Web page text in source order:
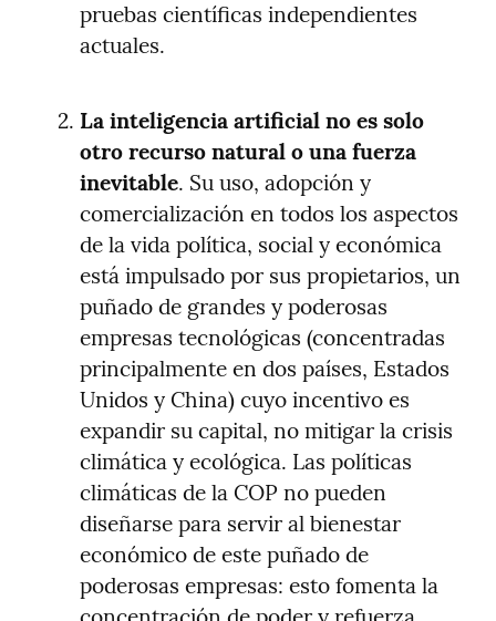
pruebas científicas independientes
actuales.
La inteligencia artificial no es solo
otro recurso natural o una fuerza
inevitable. Su uso, adopción y
comercialización en todos los aspectos
de la vida política, social y económica
está impulsado por sus propietarios, un
puñado de grandes y poderosas
empresas tecnológicas (concentradas
principalmente en dos países, Estados
Unidos y China) cuyo incentivo es
expandir su capital, no mitigar la crisis
climática y ecológica. Las políticas
climáticas de la COP no pueden
diseñarse para servir al bienestar
económico de este puñado de
poderosas empresas: esto fomenta la